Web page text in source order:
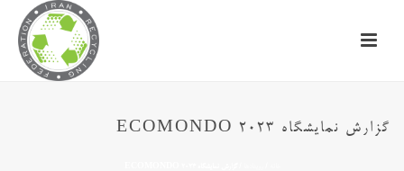
گزارش نمایشگاه ECOMONDO 2023